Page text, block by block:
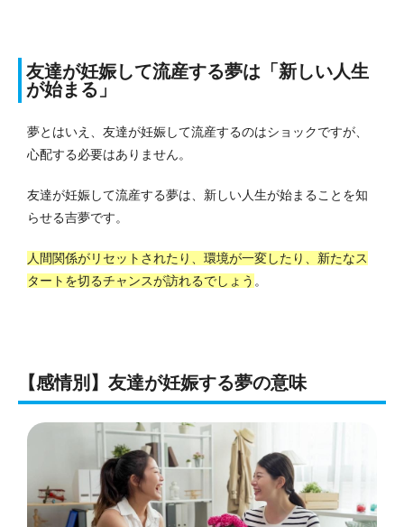
友達が妊娠して流産する夢は「新しい人生
が始まる」
夢とはいえ、友達が妊娠して流産するのはショックですが、
心配する必要はありません。
友達が妊娠して流産する夢は、新しい人生が始まることを知
らせる吉夢です。
人間関係がリセットされたり、環境が一変したり、新たなス
タートを切るチャンスが訪れるでしょう 。
【感情別】友達が妊娠する夢の意味